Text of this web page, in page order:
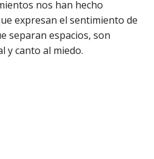
nos han hecho
expresan el sentimiento de
separan espacios, son
y canto al miedo.